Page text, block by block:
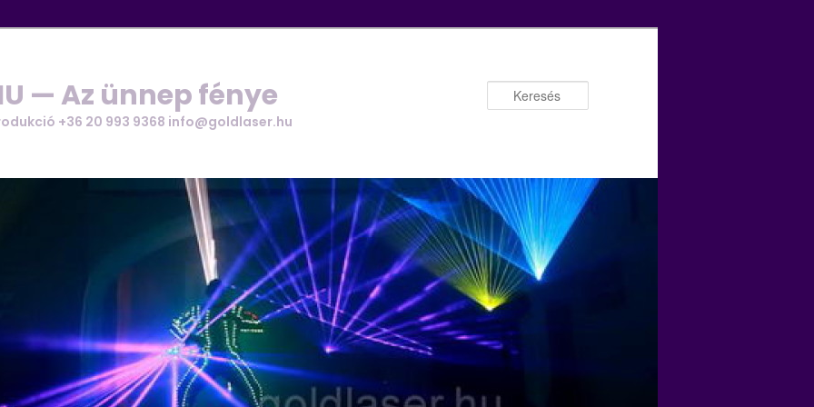
— Az ünnep fénye
+36 20 993 9368 info@goldlaser.hu